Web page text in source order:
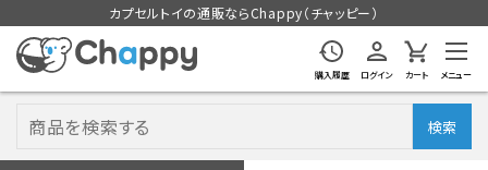
カプセルトイの通販ならChappy（チャッピー）
購入履歴 ログイン カート メニュー
検索